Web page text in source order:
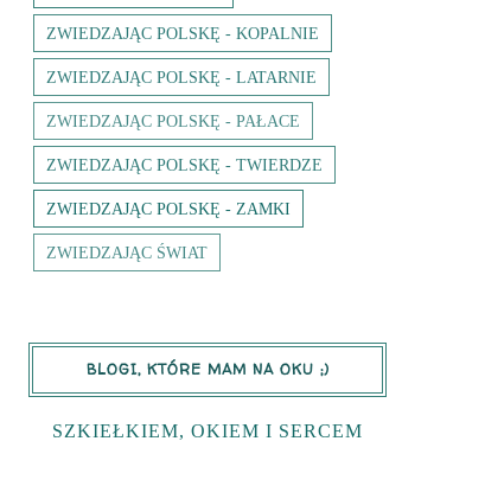
ZWIEDZAJĄC POLSKĘ - KOPALNIE
ZWIEDZAJĄC POLSKĘ - LATARNIE
ZWIEDZAJĄC POLSKĘ - PAŁACE
ZWIEDZAJĄC POLSKĘ - TWIERDZE
ZWIEDZAJĄC POLSKĘ - ZAMKI
ZWIEDZAJĄC ŚWIAT
BLOGI, KTÓRE MAM NA OKU ;)
SZKIEŁKIEM, OKIEM I SERCEM